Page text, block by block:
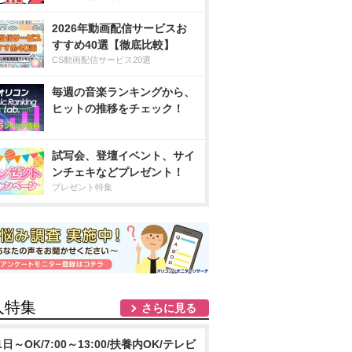
2026年動画配信サービスお
すすめ40選【徹底比較】
CS動画配信サービス20選
毎週の音楽ランキングから、
ヒットの推移をチェック！
試写会、登壇イベント、サイ
ンチェキなどプレゼント！
プレゼント特集
特集 さらに見る
日～OK/7:00～13:00/扶養内OK/テレビ